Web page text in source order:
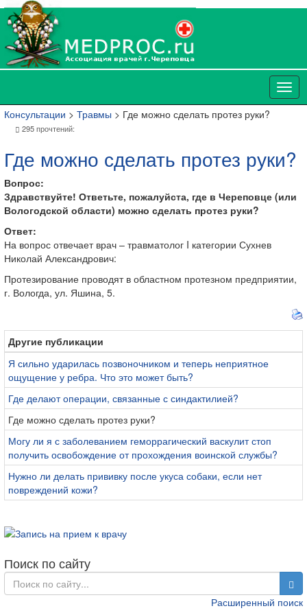
Консультации > Травмы > Где можно сделать протез руки?
295 прочтений:
Где можно сделать протез руки?
Вопрос:
Здравствуйте! Ответьте, пожалуйста, где в Череповце (или
Вологодской области) можно сделать протез руки?
Ответ:
На вопрос отвечает врач – травматолог I категории Сухнев
Николай Александрович:
Протезирование проводят в областном протезном предприятии,
г. Вологда, ул. Яшина, 5.
Другие публикации
Я сильно ударилась позвоночником и теперь неприятное
ощущение у ребра. Что это может быть?
Где делают операции, связанные с синдактилией?
Где можно сделать протез руки?
Могу ли я с заболеванием геморрагический васкулит стоп
получить освобождение от прохождения воинской службы?
Нужно ли делать прививку после укуса собаки, если нет
повреждений кожи?
Поиск по сайту
Расширенный поиск